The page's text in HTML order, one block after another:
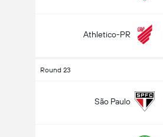
Athletico-PR
Round 23
São Paulo